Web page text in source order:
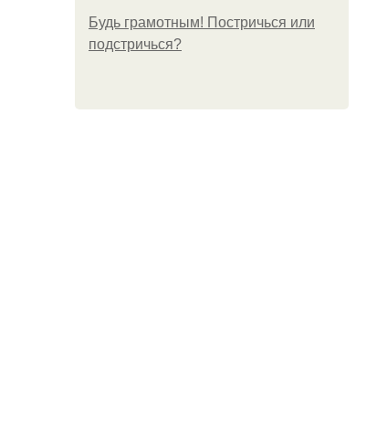
Будь грамотным! Постричься или
подстричься?